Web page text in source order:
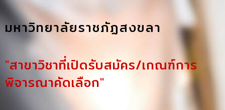
มหาวิทยาลัยราชภัฏสงขลา
"สาขาวิชาที่เปิดรับสมัคร/เกณฑ์การ
พิจารณาคัดเลือก"